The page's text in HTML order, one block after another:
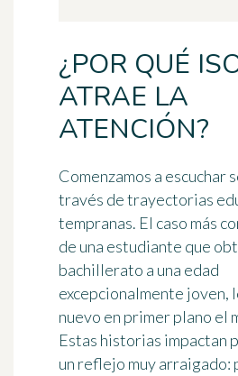
¿POR QUÉ
ATRAE LA
ATENCIÓN?
Comenzamos a escuchar
través de trayectorias
tempranas. El caso más
de una estudiante que
bachillerato a una edad
excepcionalmente joven,
nuevo en primer plano el
Estas historias impactan
un reflejo muy arraigado: